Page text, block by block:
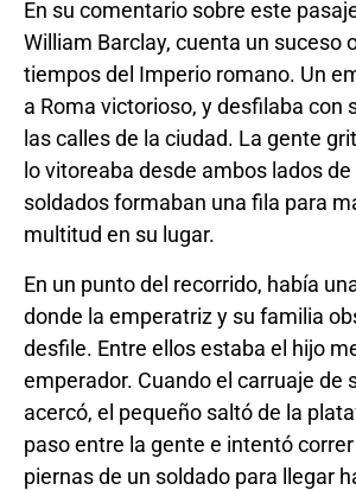
En su comentario sobre este
William Barclay, cuenta un suceso
tiempos del Imperio romano. Un
a Roma victorioso, y desfilaba con
las calles de la ciudad. La gente
lo vitoreaba desde ambos lados
soldados formaban una fila para
multitud en su lugar.
En un punto del recorrido, había
donde la emperatriz y su familia
desfile. Entre ellos estaba el hijo
emperador. Cuando el carruaje de
acercó, el pequeño saltó de la
paso entre la gente e intentó
piernas de un soldado para llegar